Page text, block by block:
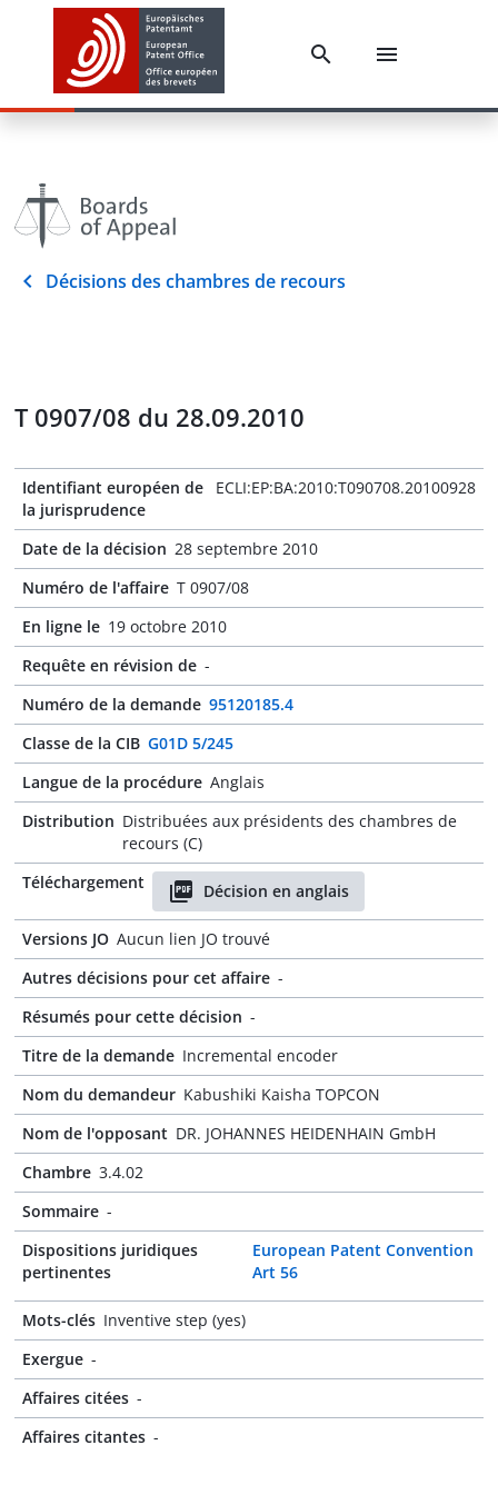
Décisions des chambres de recours
T 0907/08 du 28.09.2010
Identifiant européen de
la jurisprudence
ECLI:EP:BA:2010:T090708.20100928
Date de la décision 28 septembre 2010
Numéro de l'affaire T 0907/08
En ligne le 19 octobre 2010
Requête en révision de -
Numéro de la demande 95120185.4
Classe de la CIB G01D 5/245
Langue de la procédure Anglais
Distribution Distribuées aux présidents des chambres de
recours (C)
Téléchargement
Décision en anglais
Versions JO Aucun lien JO trouvé
Autres décisions pour cet affaire -
Résumés pour cette décision -
Titre de la demande Incremental encoder
Nom du demandeur Kabushiki Kaisha TOPCON
Nom de l'opposant DR. JOHANNES HEIDENHAIN GmbH
Chambre 3.4.02
Sommaire -
Dispositions juridiques
pertinentes
European Patent Convention
Art 56
Mots-clés Inventive step (yes)
Exergue -
Affaires citées -
Affaires citantes -